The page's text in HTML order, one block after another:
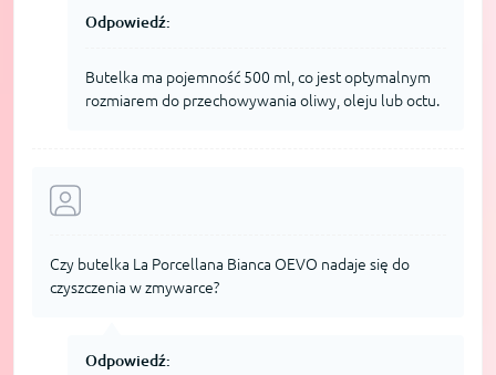
Odpowiedź:
Butelka ma pojemność 500 ml, co jest optymalnym
rozmiarem do przechowywania oliwy, oleju lub octu.
Czy butelka La Porcellana Bianca OEVO nadaje się do
czyszczenia w zmywarce?
Odpowiedź: